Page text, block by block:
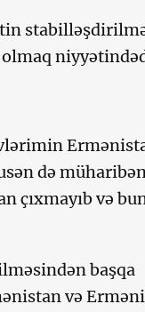
də
çıxmayıb və
başqa
və